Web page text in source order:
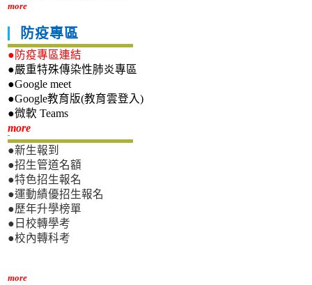
more
防疫專區
●防疫專區連結
●嚴重特殊傳染性肺炎專區
●Google meet
●Google教育版(教育雲登入)
●微軟 Teams
more新生專區
●新生報到
●招生管道名額
●特色招生報名
●運動績優招生報名
●歷年升學榜單
●日校轉學考
●校內轉科考
more